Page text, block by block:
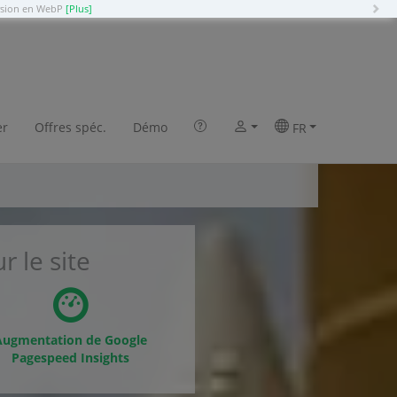
en WebP [Plus]
Offres spéc. Démo FR
Drupal en 2 clics
le site
de Google
Pagespeed Insights